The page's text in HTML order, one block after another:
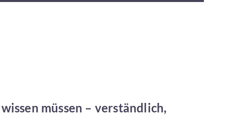
rund um
müssen – verständlich,